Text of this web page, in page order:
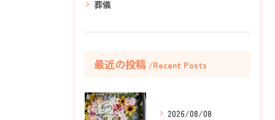
葬儀
最近の投稿 Recent Posts
2026/08/08